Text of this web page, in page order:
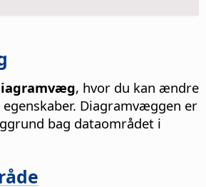
, hvor du kan ændre
Diagramvæggen er
bag dataområdet i